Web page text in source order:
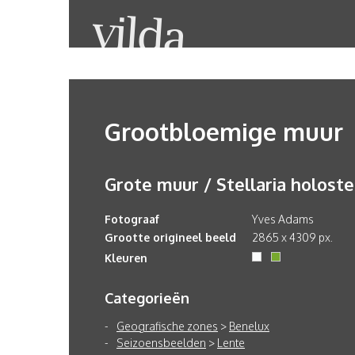
Grootbloemige muur
Grote muur / Stellaria
Fotograaf
Yves Adams
Grootte origineel beeld
2865 x 4309 px.
Kleuren
Categorieën
Geografische zones > Benelux
Seizoensbeelden > Lente